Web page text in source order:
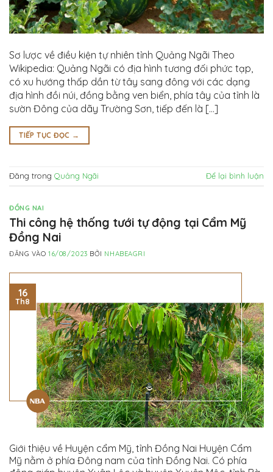
Sơ lược về điều kiện tự nhiên tỉnh Quảng Ngãi Theo
Wikipedia: Quảng Ngãi có địa hình tương đối phức tạp,
có xu hướng thấp dần từ tây sang đông với các dạng
địa hình đồi núi, đồng bằng ven biển, phía tây của tỉnh là
sườn Đông của dãy Trường Sơn, tiếp đến là […]
TIẾP TỤC ĐỌC →
Đăng trong Quảng Ngãi Để lại bình luận
ĐỒNG NAI
Thi công hệ thống tưới tự động tại Cẩm Mỹ
Đồng Nai
ĐĂNG VÀO16/08/2023 BỞI NHABEAGRI
16
Th8
Giới thiệu về Huyện cẩm Mỹ, tỉnh Đồng Nai Huyện Cẩm
Mỹ nằm ở phía Đông nam của tỉnh Đồng Nai. Có phía